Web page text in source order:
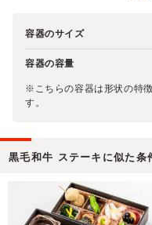
容器のサイズ
容器の容量
※こちらの容器は形状の特
す。
黒毛和牛 ステーキに似た条